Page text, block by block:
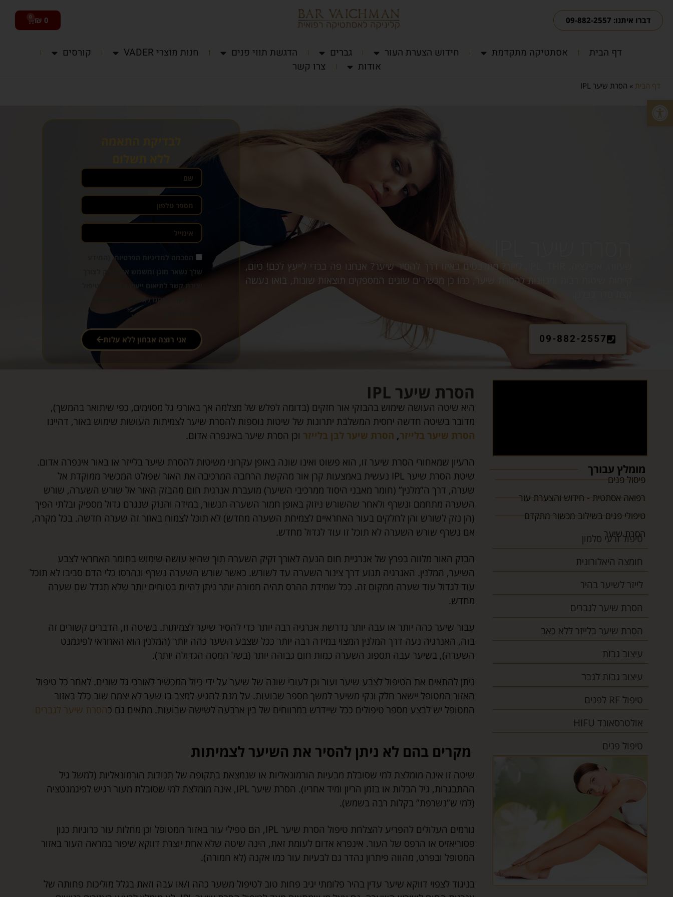
פתח סרגל נגישות
דברו איתנו: 09-882-2557 ₪ 0
0
דף הבית אסתטיקה מתקדמת חידוש הצערת העור גברים הדגשת תווי פנים חנות מוצרי VADER
קורסים
אודות
צרו קשר
דף הבית » הסרת שיער IPL
שעווה, אפילציה, IPL, THR, לייזר? מתלבטים באיזו דרך להסיר שיער? אנחנו פה בכדי לייעץ לכם! כיום,
קיימות שיטות רבות ומגוונות להסרת שיער, כמו כן מכשירים שונים המספקים תוצאות שונות, בואו נעשה
09-882-2557
הסכמה למדיניות הפרטיות. (המידע
שלך נשאר מוגן ומשמש אותנו רק לצורך
יצירת קשר לתיאום ייעוץ ולמבצעי טיפול
בקליניקה. אנחנו לא מעבירים פרטים
אני רוצה אבחון ללא עלות
מומלץ עבורך
פיסול פנים
רפואה אסתטית - חידוש והצערת עור
טיפולי פנים בשילוב מכשור מתקדם
הסרת שיער
טיפול זרעי סלמון
חומצה היאלורונית
לייזר לשיער בהיר
הסרת שיער לגברים
הסרת שיער בלייזר ללא כאב
עיצוב גבות
עיצוב גבות לגבר
טיפול RF לפנים
אולטרסאונד HIFU
טיפול פנים
הסרת שיער IPL
היא שיטה העושה שימוש בהבזקי אור חזקים (בדומה לפלש של מצלמה אך באורכי גל מסוימים, כפי שיתואר בהמשך),
מדובר בשיטה חדשה יחסית המשלבת יתרונות של שיטות נוספות להסרת שיער לצמיתות העושות שימוש באור, דהיינו
הסרת שיער בלייזר, הסרת שיער לבן בלייזר וכן הסרת שיער באינפרה אדום.
הרעיון שמאחורי הסרת שיער זו, הוא פשוט ואינו שונה באופן עקרוני משיטות להסרת שיער בלייזר או באור אינפרה אדום.
שיטת הסרת שיער IPL נעשית באמצעות קרן אור מהקשת הרחבה המרכיבה את האור שפולט המכשיר ממוקדת אל
שערה, דרך ה”מלנין” (חומר מאבני היסוד ממרכיבי השיער) מועברת אנרגית חום מהבזק האור אל שורש השערה, שורש
השערה מתחמם ונשרף ולאחר שהשורש ניזוק באופן חמור השערה תנשור, במידה והנזק שנגרם גדול מספיק ובלתי הפיך
(הן נזק לשורש והן לחלקים בעור האחראיים לצמיחת השערה מחדש) לא תוכל לצמוח באזור זה שערה חדשה. בכל מקרה,
אם נשרף שורש השערה לא תוכל זו עוד לגדול מחדש.
הבזק האור מלווה בפרץ של אנרגיית חום הנעה לאורך זקיק השערה תוך שהיא עושה שימוש בחומר האחראי לצבע
השיער, המלנין. האנרגיה תנוע דרך צינור השערה עד לשורש. כאשר שורש השערה נשרף ונהרסו כלי הדם סביבו לא תוכל
עוד לגדול עוד שערה ממקום זה. ככל שמידת ההרס תהיה חמורה יותר ניתן להיות בטוחים יותר שלא תגדל שם שערה
מחדש.
עבור שיער כהה יותר או עבה יותר נדרשת אנרגיה רבה יותר כדי להסיר שיער לצמיתות. בשיטה זו, הדברים קשורים זה
בזה, האנרגיה נעה דרך המלנין המצוי במידה רבה יותר ככל שצבע השער כהה יותר (המלנין הוא האחראי לפיגמנט
השערה), בשיער עבה תספוג השערה כמות חום גבוהה יותר (בשל המסה הגדולה יותר).
ניתן להתאים את הטיפול לצבע שיער ועור וכן לעובי שונה של שיער על ידי כיול המכשיר לאורכי גל שונים. לאחר כל טיפול
האזור המטופל יישאר חלק ונקי משיער למשך מספר שבועות. על מנת להגיע למצב בו שער לא יצמח שוב כלל באזור
המטופל יש לבצע מספר טיפולים ככל שיידרש במרווחים של בין ארבעה לשישה שבועות. מתאים גם כהסרת שיער לגברים
מקרים בהם לא ניתן להסיר את השיער לצמיתות
שיטה זו אינה מומלצת למי שסובלת מבעיות הורמונאליות או שנמצאת בתקופה של תנודות הורמונאליות (למשל גיל
ההתבגרות, גיל הבלות או בזמן הריון ומיד אחריו). הסרת שיער IPL, אינה מומלצת למי שסובלת מעור רגיש לפיגמנטציה
(למי ש”נשרפת” בקלות רבה בשמש).
​גורמים העלולים להפריע להצלחת טיפול הסרת שיער IPL, הם טפילי עור באזור המטופל וכן מחלות עור כרוניות כגון
פסוריאזיס או הרפס של העור. אינפרא אדום לעומת זאת, הינה שיטה שלא אחת יוצרת דווקא שיפור במראה העור באזור
המטופל ובפרט, מהווה פיתרון נהדר גם לבעיות עור כמו אקנה (לא חמורה).
בניגוד לצפוי דווקא שיער עדין בהיר פלומתי יגיב פחות טוב לטיפול משער כהה ו/או עבה וזאת בגלל מוליכות פחותה של